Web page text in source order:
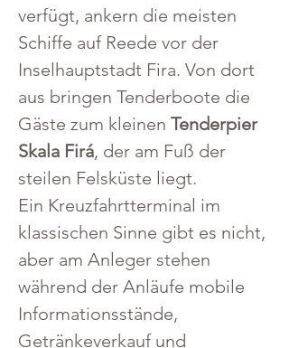
verfügt, ankern die meisten
Schiffe auf Reede vor der
Inselhauptstadt Fira. Von dort
aus bringen Tenderboote die
Gäste zum kleinen Tenderpier
Skala Firá, der am Fuß der
steilen Felsküste liegt.
Ein Kreuzfahrtterminal im
klassischen Sinne gibt es nicht,
aber am Anleger stehen
während der Anläufe mobile
Informationsstände,
Getränkeverkauf und